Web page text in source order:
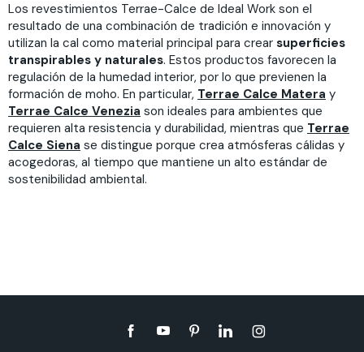
Los revestimientos Terrae-Calce de Ideal Work son el
resultado de una combinación de tradición e innovación y
utilizan la cal como material principal para crear superficies
transpirables y naturales. Estos productos favorecen la
regulación de la humedad interior, por lo que previenen la
formación de moho. En particular, Terrae Calce Matera y
Terrae Calce Venezia son ideales para ambientes que
requieren alta resistencia y durabilidad, mientras que Terrae
Calce Siena se distingue porque crea atmósferas cálidas y
acogedoras, al tiempo que mantiene un alto estándar de
sostenibilidad ambiental.